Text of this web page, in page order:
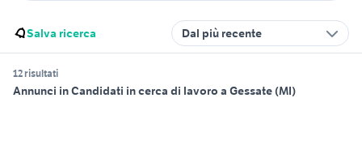
Salva ricerca Dal più recente
12 risultati
Annunci in Candidati in cerca di lavoro a Gessate (MI)